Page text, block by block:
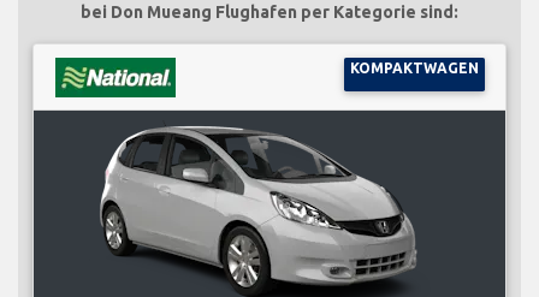
bei Don Mueang Flughafen per Kategorie sind:
KOMPAKTWAGEN